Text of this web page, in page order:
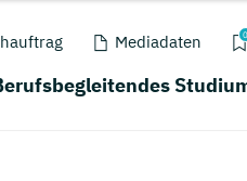
Mediadaten 0